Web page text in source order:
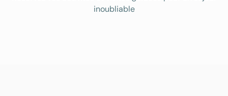
inoubliable